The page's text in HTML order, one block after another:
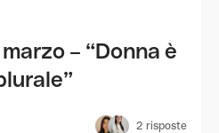
– “Donna è
2 risposte